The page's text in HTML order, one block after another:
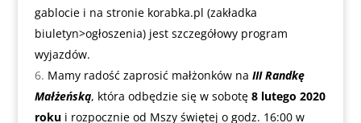
gablocie i na stronie korabka.pl (zakładka
biuletyn>ogłoszenia) jest szczegółowy program
wyjazdów.
Mamy radość zaprosić małżonków na III Randkę
Małżeńską, która odbędzie się w sobotę 8 lutego 2020
rokui rozpocznie od Mszy świętej o godz. 16:00 w